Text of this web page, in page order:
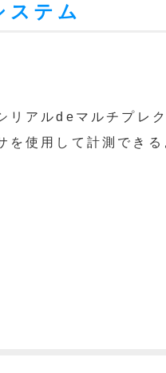
ステム
リアルdeマルチプレ
を使用して計測できる